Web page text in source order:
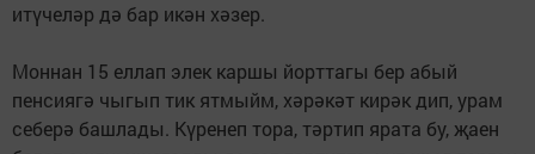
итүчеләр дә бар икән хәзер.
Моннан 15 еллап элек каршы йорттагы бер абый
пенсиягә чыгып тик ятмыйм, хәрәкәт кирәк дип, урам
себерә башлады. Күренеп тора, тәртип ярата бу, җаен